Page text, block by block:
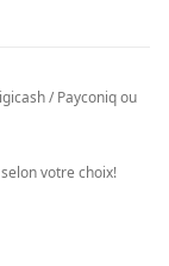
/ Payconiq ou
votre choix!